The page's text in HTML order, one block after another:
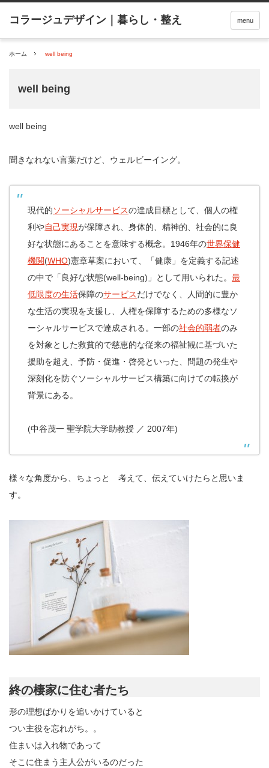
menu
ホーム well being
well being
well being
聞きなれない言葉だけど、ウェルビーイング。
現代的ソーシャルサービスの達成目標として、個人の権
利や自己実現が保障され、身体的、精神的、社会的に良
好な状態にあることを意味する概念。1946年の世界保健
機関(WHO)憲章草案において、「健康」を定義する記述
の中で「良好な状態(well‐being)」として用いられた。 最
低限度の生活保障のサービスだけでなく、人間的に豊か
な生活の実現を支援し、人権を保障するための多様なソ
ーシャルサービスで達成される。一部の社会的弱者のみ
を対象とした救貧的で慈恵的な従来の福祉観に基づいた
援助を超え、予防・促進・啓発といった、問題の発生や
深刻化を防ぐソーシャルサービス構築に向けての転換が
背景にある。
(中谷茂一 聖学院大学助教授 ／ 2007年)
様々な角度から、ちょっと 考えて、伝えていけたらと思いま
す。
終の棲家に住む者たち
形の理想ばかりを追いかけていると
つい主役を忘れがち。。
住まいは入れ物であって
そこに住まう主人公がいるのだった